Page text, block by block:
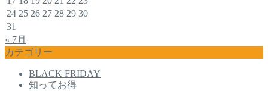
24 25 26 27 28 29 30
31
« 7月
カテゴリー
BLACK FRIDAY
知ってお得